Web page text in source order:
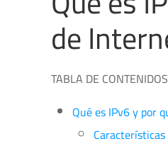
de
TABLA DE CONTENIDOS
Qué es IPv6 y por